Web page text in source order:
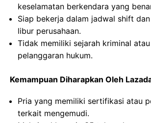
keselamatan berkendara yang
Siap bekerja dalam jadwal shift
libur perusahaan.
Tidak memiliki sejarah kriminal
pelanggaran hukum.
Kemampuan Diharapkan Oleh
Pria yang memiliki sertifikasi atau
terkait mengemudi.